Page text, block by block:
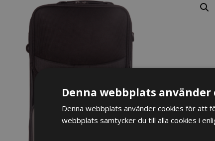
Denna webbplats använder
Denna webbplats använder cookies för att
webbplats samtycker du till alla cookies i